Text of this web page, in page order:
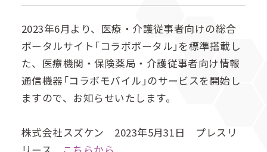
2023年6月より、医療・介護従事者向けの総合
ポータルサイト「コラボポータル」を標準搭載し
た、医療機関・保険薬局・介護従事者向け情報
通信機器「コラボモバイル」のサービスを開始し
ますので、お知らせいたします。
株式会社スズケン 2023年5月31日 プレスリ
メ